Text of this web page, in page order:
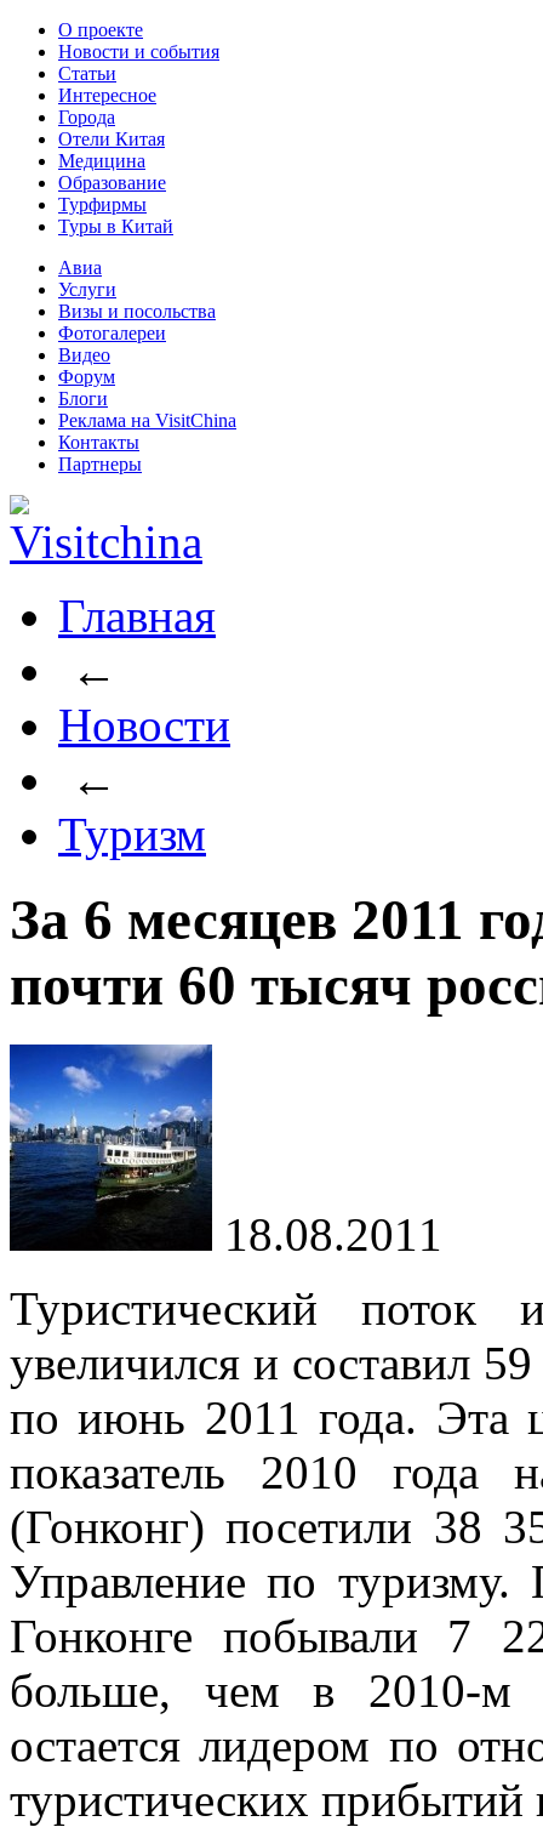
О проекте
Новости и события
Статьи
Интересное
Города
Отели Китая
Медицина
Образование
Турфирмы
Туры в Китай
Авиа
Услуги
Визы и посольства
Фотогалереи
Видео
Форум
Блоги
Реклама на VisitChina
Контакты
Партнеры
Главная
←
Новости
←
Туризм
За 6 месяцев 2011
почти 60 тысяч
18.08.2011
Туристический
увеличился и составил
по июнь 2011 года. Эта
показатель 2010
(Гонконг) посетили 38
Управление по
Гонконге побывали 7
больше, чем в 2010-м
остается лидером по
туристических прибытий